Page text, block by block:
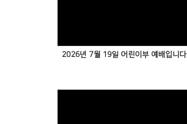
2026년 7월 19일 어린이부 예배입니다